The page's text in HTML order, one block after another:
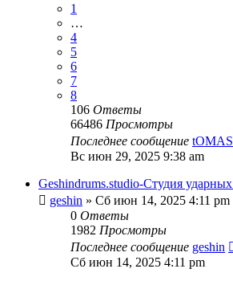
1
…
4
5
6
7
8
106 Ответы
66486 Просмотры
Последнее сообщение
Вс июн 29, 2025 9:38 am
Geshindrums.studio-Студия
geshin » Сб июн 14, 2025 4:11 pm
0 Ответы
1982 Просмотры
Последнее сообщение geshin
Сб июн 14, 2025 4:11 pm